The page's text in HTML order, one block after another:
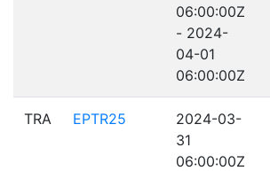
06:00:00Z
- 2024-
04-01
06:00:00Z
TRA EPTR25
2024-03-
31
06:00:00Z